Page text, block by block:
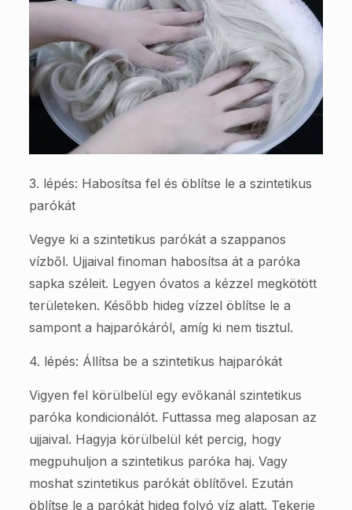
3. lépés: Habosítsa fel és öblítse le a szintetikus
parókát
Vegye ki a szintetikus parókát a szappanos
vízből. Ujjaival finoman habosítsa át a paróka
sapka széleit. Legyen óvatos a kézzel megkötött
területeken. Később hideg vízzel öblítse le a
sampont a hajparókáról, amíg ki nem tisztul.
4. lépés: Állítsa be a szintetikus hajparókát
Vigyen fel körülbelül egy evőkanál szintetikus
paróka kondicionálót. Futtassa meg alaposan az
ujjaival. Hagyja körülbelül két percig, hogy
megpuhuljon a szintetikus paróka haj. Vagy
moshat szintetikus parókát öblítővel. Ezután
öblítse le a parókát hideg folyó víz alatt. Tekerje